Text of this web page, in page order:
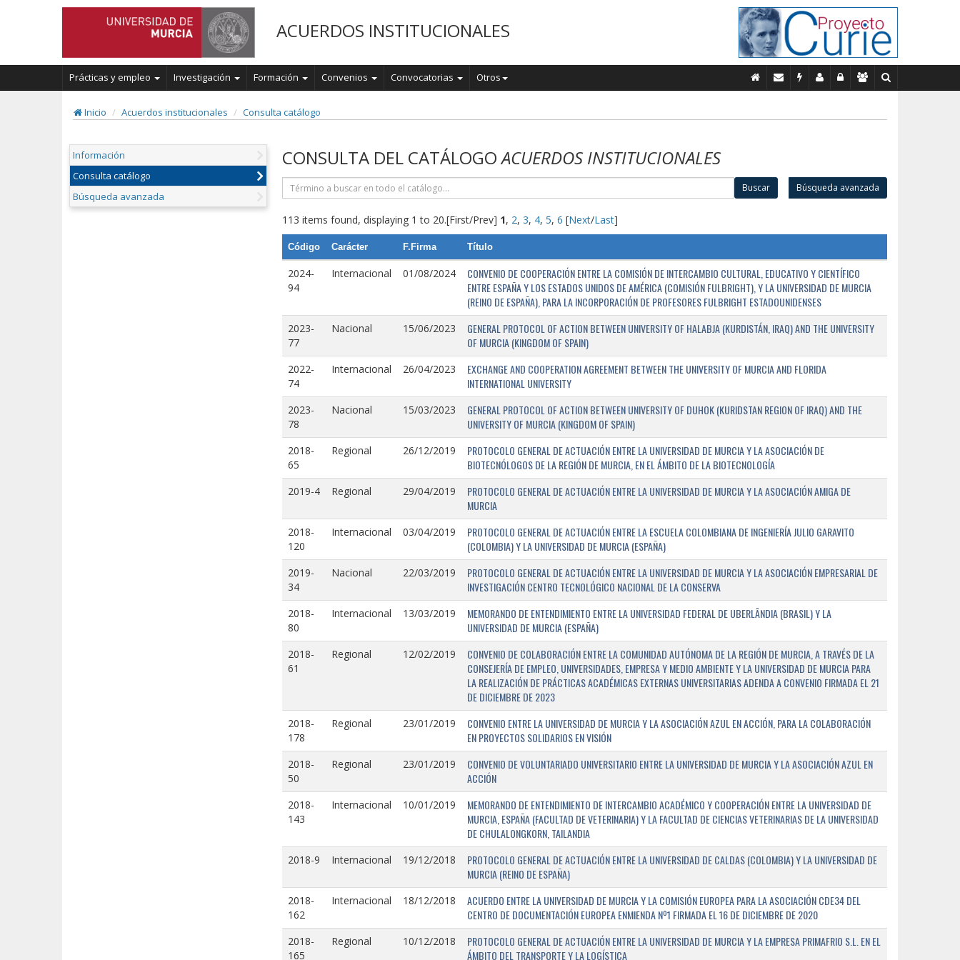
ACUERDOS INSTITUCIONALES
Prácticas y empleo Investigación Formación Convenios Convocatorias Otros
Inicio Acuerdos institucionales Consulta catálogo
Información
Consulta catálogo
Búsqueda avanzada
CONSULTA DEL CATÁLOGOACUERDOS INSTITUCIONALES
Buscar Búsqueda avanzada
113 items found, displaying 1 to 20.[First/Prev] 1, 2, 3, 4, 5, 6 [Next/Last]
Código Carácter F.Firma Título
2024-
94
Internacional 01/08/2024
CONVENIO DE COOPERACIÓN ENTRE LA COMISIÓN DE INTERCAMBIO CULTURAL, EDUCATIVO Y CIENTÍFICO
ENTRE ESPAÑA Y LOS ESTADOS UNIDOS DE AMÉRICA (COMISIÓN FULBRIGHT), Y LA UNIVERSIDAD DE MURCIA
(REINO DE ESPAÑA), PARA LA INCORPORACIÓN DE PROFESORES FULBRIGHT ESTADOUNIDENSES
2023-
77
Nacional 15/06/2023
GENERAL PROTOCOL OF ACTION BETWEEN UNIVERSITY OF HALABJA (KURDISTÁN, IRAQ) AND THE UNIVERSITY
OF MURCIA (KINGDOM OF SPAIN)
2022-
74
Internacional 26/04/2023
EXCHANGE AND COOPERATION AGREEMENT BETWEEN THE UNIVERSITY OF MURCIA AND FLORIDA
INTERNATIONAL UNIVERSITY
2023-
78
Nacional 15/03/2023
GENERAL PROTOCOL OF ACTION BETWEEN UNIVERSITY OF DUHOK (KURIDSTAN REGION OF IRAQ) AND THE
UNIVERSITY OF MURCIA (KINGDOM OF SPAIN)
2018-
65
Regional 26/12/2019
PROTOCOLO GENERAL DE ACTUACIÓN ENTRE LA UNIVERSIDAD DE MURCIA Y LA ASOCIACIÓN DE
BIOTECNÓLOGOS DE LA REGIÓN DE MURCIA, EN EL ÁMBITO DE LA BIOTECNOLOGÍA
2019-4 Regional 29/04/2019
PROTOCOLO GENERAL DE ACTUACIÓN ENTRE LA UNIVERSIDAD DE MURCIA Y LA ASOCIACIÓN AMIGA DE
MURCIA
2018-
120
Internacional 03/04/2019
PROTOCOLO GENERAL DE ACTUACIÓN ENTRE LA ESCUELA COLOMBIANA DE INGENIERÍA JULIO GARAVITO
(COLOMBIA) Y LA UNIVERSIDAD DE MURCIA (ESPAÑA)
2019-
34
Nacional 22/03/2019
PROTOCOLO GENERAL DE ACTUACIÓN ENTRE LA UNIVERSIDAD DE MURCIA Y LA ASOCIACIÓN EMPRESARIAL DE
INVESTIGACIÓN CENTRO TECNOLÓGICO NACIONAL DE LA CONSERVA
2018-
80
Internacional 13/03/2019
MEMORANDO DE ENTENDIMIENTO ENTRE LA UNIVERSIDAD FEDERAL DE UBERLÂNDIA (BRASIL) Y LA
UNIVERSIDAD DE MURCIA (ESPAÑA)
2018-
61
Regional 12/02/2019
CONVENIO DE COLABORACIÓN ENTRE LA COMUNIDAD AUTÓNOMA DE LA REGIÓN DE MURCIA, A TRAVÉS DE LA
CONSEJERÍA DE EMPLEO, UNIVERSIDADES, EMPRESA Y MEDIO AMBIENTE Y LA UNIVERSIDAD DE MURCIA PARA
LA REALIZACIÓN DE PRÁCTICAS ACADÉMICAS EXTERNAS UNIVERSITARIAS ADENDA A CONVENIO FIRMADA EL 21
DE DICIEMBRE DE 2023
2018-
178
Regional 23/01/2019
CONVENIO ENTRE LA UNIVERSIDAD DE MURCIA Y LA ASOCIACIÓN AZUL EN ACCIÓN, PARA LA COLABORACIÓN
EN PROYECTOS SOLIDARIOS EN VISIÓN
2018-
50
Regional 23/01/2019
CONVENIO DE VOLUNTARIADO UNIVERSITARIO ENTRE LA UNIVERSIDAD DE MURCIA Y LA ASOCIACIÓN AZUL EN
ACCIÓN
2018-
143
Internacional 10/01/2019
MEMORANDO DE ENTENDIMIENTO DE INTERCAMBIO ACADÉMICO Y COOPERACIÓN ENTRE LA UNIVERSIDAD DE
MURCIA, ESPAÑA (FACULTAD DE VETERINARIA) Y LA FACULTAD DE CIENCIAS VETERINARIAS DE LA UNIVERSIDAD
DE CHULALONGKORN, TAILANDIA
2018-9 Internacional 19/12/2018
PROTOCOLO GENERAL DE ACTUACIÓN ENTRE LA UNIVERSIDAD DE CALDAS (COLOMBIA) Y LA UNIVERSIDAD DE
MURCIA (REINO DE ESPAÑA)
2018-
162
Internacional 18/12/2018
ACUERDO ENTRE LA UNIVERSIDAD DE MURCIA Y LA COMISIÓN EUROPEA PARA LA ASOCIACIÓN CDE34 DEL
CENTRO DE DOCUMENTACIÓN EUROPEA ENMIENDA Nº1 FIRMADA EL 16 DE DICIEMBRE DE 2020
2018-
165
Regional 10/12/2018
PROTOCOLO GENERAL DE ACTUACIÓN ENTRE LA UNIVERSIDAD DE MURCIA Y LA EMPRESA PRIMAFRIO S.L. EN EL
ÁMBITO DEL TRANSPORTE Y LA LOGÍSTICA